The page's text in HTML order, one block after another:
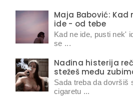
Maja Babović: Kad
ide - od tebe
Kad ne ide, pusti nek'
se ...
Nađina histerija
stežeš među
Sada treba da dovršiš
cigaretu ...